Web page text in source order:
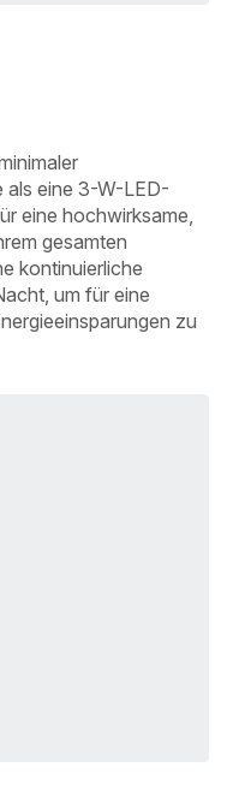
als eine 3-W-LED-
eine hochwirksame,
gesamten
kontinuierliche
um für eine
zu